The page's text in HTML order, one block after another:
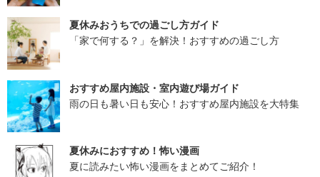
夏休みおうちでの過ごし方ガイド
「家で何する？」を解決！おすすめの過ごし方
おすすめ屋内施設・室内遊び場ガイド
雨の日も暑い日も安心！おすすめ屋内施設を大特集
夏休みにおすすめ！怖い漫画
夏に読みたい怖い漫画をまとめてご紹介！